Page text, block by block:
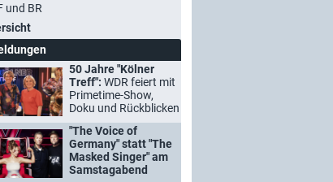
und BR
50 Jahre "Kölner
Treff": WDR feiert mit
Primetime-Show,
Doku und Rückblicken
"The Voice of
Germany" statt "The
Masked Singer" am
Samstagabend